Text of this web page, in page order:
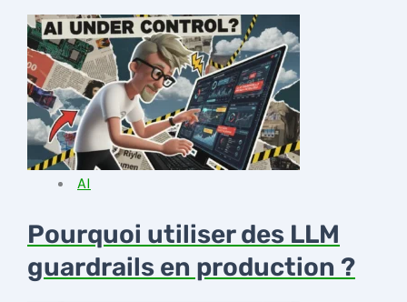
AI
Pourquoi utiliser des LLM
guardrails en production ?